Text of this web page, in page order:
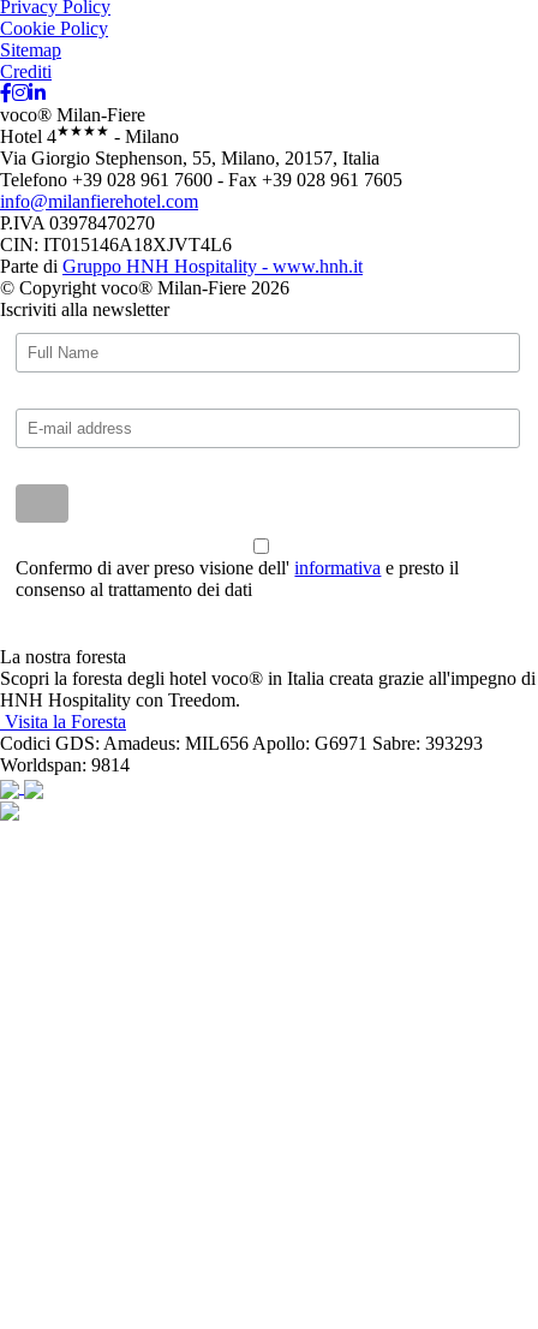
Privacy Policy
Cookie Policy
Sitemap
Crediti
voco® Milan-Fiere
Hotel 4★★★★ - Milano
Via Giorgio Stephenson, 55, Milano, 20157, Italia
Telefono +39 028 961 7600 - Fax +39 028 961 7605
info@milanfierehotel.com
P.IVA 03978470270
CIN: IT015146A18XJVT4L6
Parte di Gruppo HNH Hospitality - www.hnh.it
© Copyright voco® Milan-Fiere 2026
Iscriviti alla newsletter
Confermo di aver preso visione dell'informativa e presto il
consenso al trattamento dei dati
La nostra foresta
Scopri la foresta degli hotel voco® in Italia creata grazie all'impegno di
HNH Hospitality con Treedom.
Visita la Foresta
Codici GDS: Amadeus: MIL656 Apollo: G6971 Sabre: 393293
Worldspan: 9814